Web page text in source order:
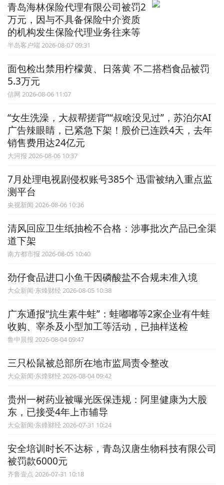
青岛海林保险代理有限公司被罚2
万元，因与不具备保险中介资质
的机构发生保险代理业务往来等
半岛客户端 2026-08-07 09:31
面包检出禁用柠檬黄、日落黄 不二搭档食品被罚
5.3万元
信网 2026-08-06 11:07
“女生洗澡，大叔帮搓背”“叔啥没见过”，苏泊尔AI
广告辣眼睛，已紧急下架！股价已连跌4天，去年
销售费用达24亿元
大河报 2026-08-06 10:37
7月处理电视剧侵权账号385个 迅雷被纳入重点监
测平台
央视新闻 2026-08-06 10:36
清风回应卫生纸抽检不合格：涉事批次产品已全渠
道下架
南方都市报 2026-08-05 10:40
劲仔食品进口小鱼干因磷酸盐不合规未准入境
大众新闻·东烽财经 2026-08-05 10:38
广东通报“抗生素牛蛙”：蛙嘟嘟等2家企业有牛蛙
收购、宰杀及小型加工等活动，已抽样送检
鲁中晨报 2026-08-04 09:47
三只松鼠被总部所在地市监局责令整改
大众新闻·东烽财经 2026-08-04 09:42
贵州一树药业被曝光医保违规：阿里健康为大股
东，已接受4年上市辅导
大众新闻·东烽财经 2026-07-31 10:24
安全培训时长不达标，青岛汉唐生物科技有限公司
被罚款6000元
齐鲁壹点 2026-07-31 10:18